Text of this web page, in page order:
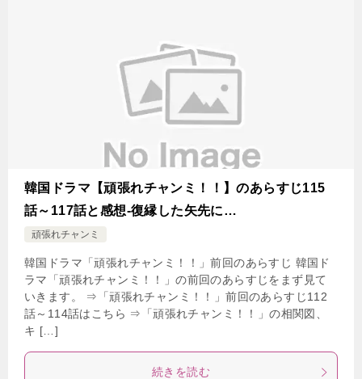
韓国ドラマ【頑張れチャンミ！！】のあらすじ115
話～117話と感想-復縁した矢先に…
頑張れチャンミ
韓国ドラマ「頑張れチャンミ！！」前回のあらすじ 韓国ド
ラマ「頑張れチャンミ！！」の前回のあらすじをまず見て
いきます。 ⇒「頑張れチャンミ！！」前回のあらすじ112
話～114話はこちら ⇒「頑張れチャンミ！！」の相関図、
キ […]
続きを読む